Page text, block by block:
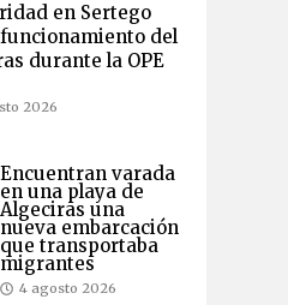
en Sertego
del
durante la OPE
2026
Encuentran varada
en una playa de
Algeciras una
nueva embarcación
que transportaba
migrantes
4 agosto 2026